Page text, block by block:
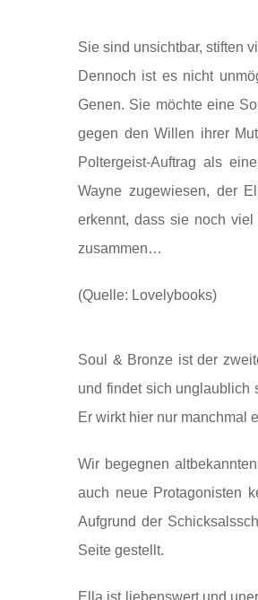
Sie sind unsichtbar, stiften
Dennoch ist es nicht
Genen. Sie möchte eine
gegen den Willen ihrer
Poltergeist-Auftrag als
Wayne zugewiesen, der
erkennt, dass sie noch
zusammen…
(Quelle: Lovelybooks)
Soul & Bronze ist der
und findet sich unglaublich
Er wirkt hier nur manchmal
Wir begegnen
auch neue Protagonisten
Aufgrund der
Seite gestellt.
Ella ist liebenswert und